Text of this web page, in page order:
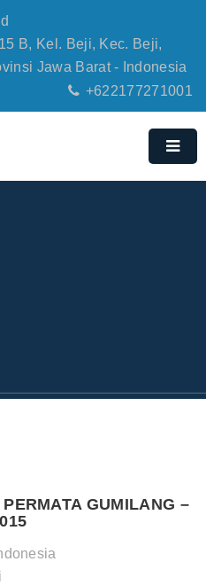
B, Kel. Beji, Kec. Beji,
Jawa Barat - Indonesia
+622177271001
PERMATA GUMILANG –